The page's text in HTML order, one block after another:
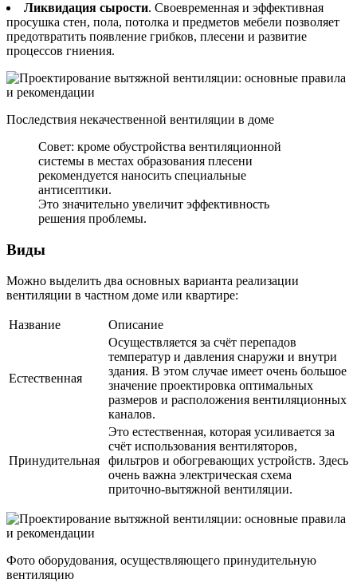
Ликвидация сырости. Своевременная и эффективная
просушка стен, пола, потолка и предметов мебели позволяет
предотвратить появление грибков, плесени и развитие
процессов гниения.
Последствия некачественной вентиляции в доме
Совет: кроме обустройства вентиляционной
системы в местах образования плесени
рекомендуется наносить специальные
антисептики.
Это значительно увеличит эффективность
решения проблемы.
Виды
Можно выделить два основных варианта реализации
вентиляции в частном доме или квартире:
Название Описание
Естественная
Осуществляется за счёт перепадов
температур и давления снаружи и внутри
здания. В этом случае имеет очень большое
значение проектировка оптимальных
размеров и расположения вентиляционных
каналов.
Принудительная
Это естественная, которая усиливается за
счёт использования вентиляторов,
фильтров и обогревающих устройств. Здесь
очень важна электрическая схема
приточно-вытяжной вентиляции.
Фото оборудования, осуществляющего принудительную
вентиляцию